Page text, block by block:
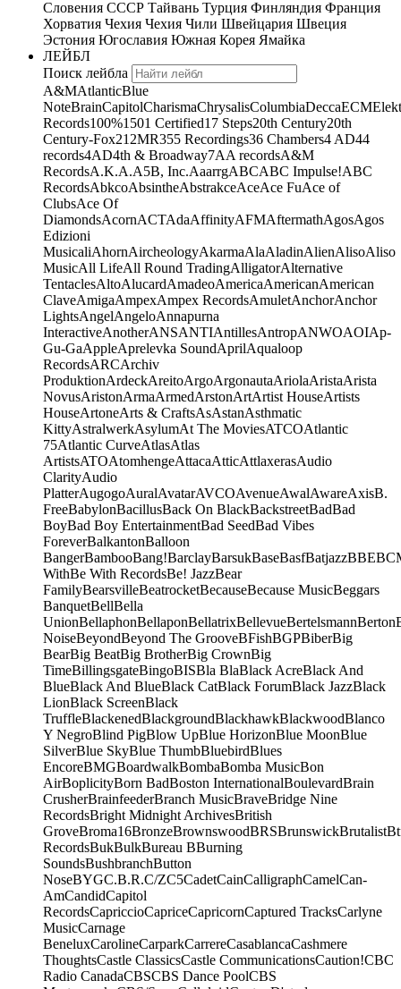
Словения СССР Тайвань Турция Финляндия Франция
Хорватия Чехия Чехия Чили Швейцария Швеция
Эстония Югославия Южная Корея Ямайка
ЛЕЙБЛ
Поиск лейбла
A&MAtlanticBlue
NoteBrainCapitolCharismaChrysalisColumbiaDeccaECM
Records100%1501 Certified17 Steps20th Century20th
Century-Fox21 2MR355 Recordings36 Chambers4 AD44
records4AD4th & Broadway7AA recordsA&M
RecordsA.K.A.A5B, Inc.AaarrgABCABC Impulse!ABC
RecordsAbkcoAbsintheAbstrakceAceAce FuAce of
ClubsAce Of
DiamondsAcornACTAdaAffinityAFMAftermathAgosAgos
Edizioni
MusicaliAhornAircheologyAkarmaAlaAladinAlienAlisoAliso
MusicAll LifeAll Round TradingAlligatorAlternative
TentaclesAltoAlucardAmadeoAmericaAmericanAmerican
ClaveAmigaAmpexAmpex RecordsAmuletAnchorAnchor
LightsAngelAngeloAnnapurna
InteractiveAnotherANSANTIAntillesAntropANWOAOIAp-
Gu-GaAppleAprelevka SoundAprilAqualoop
RecordsARCArchiv
ProduktionArdeckAreitoArgoArgonautaAriolaAristaArista
NovusAristonArmaArmedArstonArtArtist HouseArtists
HouseArtoneArts & CraftsAsAstanAsthmatic
KittyAstralwerkAsylumAt The MoviesATCOAtlantic
75Atlantic CurveAtlasAtlas
ArtistsATOAtomhengeAttacaAtticAttlaxerasAudio
ClarityAudio
PlatterAugogoAuralAvatarAVCOAvenueAwalAwareAxisB.
FreeBabylonBacillusBack On BlackBackstreetBadBad
BoyBad Boy EntertainmentBad SeedBad Vibes
ForeverBalkantonBalloon
BangerBambooBang!BarclayBarsukBaseBasfBatjazzBBE
WithBe With RecordsBe! JazzBear
FamilyBearsvilleBeatrocketBecauseBecause MusicBeggars
BanquetBellBella
UnionBellaphonBellaponBellatrixBellevueBertelsmannBerton
NoiseBeyondBeyond The GrooveBFishBGPBiberBig
BearBig BeatBig BrotherBig CrownBig
TimeBillingsgateBingoBISBla BlaBlack AcreBlack And
BlueBlack And BlueBlack CatBlack ForumBlack JazzBlack
LionBlack ScreenBlack
TruffleBlackenedBlackgroundBlackhawkBlackwoodBlanco
Y NegroBlind PigBlow UpBlue HorizonBlue MoonBlue
SilverBlue SkyBlue ThumbBluebirdBlues
EncoreBMGBoardwalkBombaBomba MusicBon
AirBoplicityBorn BadBoston InternationalBoulevardBrain
CrusherBrainfeederBranch MusicBraveBridge Nine
RecordsBright Midnight ArchivesBritish
GroveBroma16BronzeBrownswoodBRSBrunswickBrutalist
RecordsBukBulkBureau BBurning
SoundsBushbranchButton
NoseBYGC.B.R.C/ZC5CadetCainCalligraphCamelCan-
AmCandidCapitol
RecordsCapriccioCapriceCapricornCaptured TracksCarlyne
MusicCarnage
BeneluxCarolineCarparkCarrereCasablancaCashmere
ThoughtsCastle ClassicsCastle CommunicationsCaution!CBC
Radio CanadaCBSCBS Dance PoolCBS